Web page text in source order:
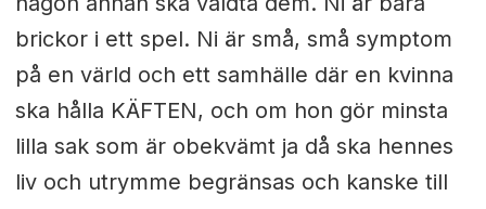
brickor i ett spel. Ni är små, små symptom
på en värld och ett samhälle där en kvinna
ska hålla KÄFTEN, och om hon gör minsta
lilla sak som är obekvämt ja då ska hennes
liv och utrymme begränsas och kanske till